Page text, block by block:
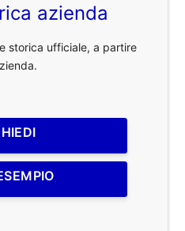
azienda
storica ufficiale, a partire